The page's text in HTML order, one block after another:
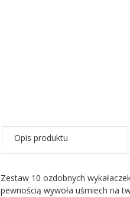
Opis produktu
Zestaw 10 ozdobnych
pewnością wywoła uśmiech na